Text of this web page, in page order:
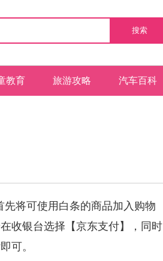
搜索
教育 旅游攻略 汽车百科
将可使用白条的商品加入购物
收银台选择【京东支付】，同时
可。